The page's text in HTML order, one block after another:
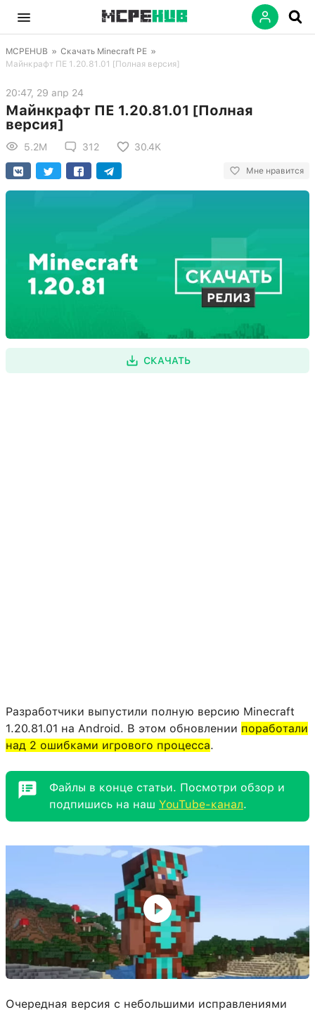
MCPEHUB » Скачать Minecraft PE »
Майнкрафт ПЕ 1.20.81.01 [Полная версия]
20:47, 29 апр 24
Майнкрафт ПЕ 1.20.81.01 [Полная
версия]
5.2M 312 30.4K
Мне нравится
СКАЧАТЬ
Разработчики выпустили полную версию Minecraft
1.20.81.01 на Android. В этом обновлении поработали
над 2 ошибками игрового процесса.
Файлы в конце статьи. Посмотри обзор и
подпишись на наш YouTube-канал.
Очередная версия с небольшими исправлениями